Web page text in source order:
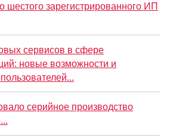
шестого зарегистрированного ИП
сервисов в сфере
новые возможности и
серийное производство